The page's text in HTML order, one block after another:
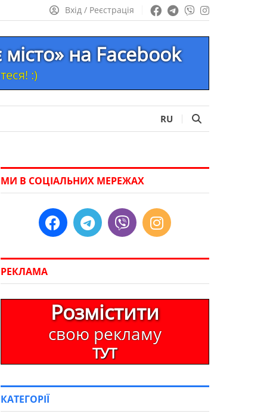
Вхід / Реєстрація
на Facebook
:)
RU
МИ В СОЦІАЛЬНИХ МЕРЕЖАХ
РЕКЛАМА
Розмістити
свою рекламу
ТУТ
КАТЕГОРІЇ